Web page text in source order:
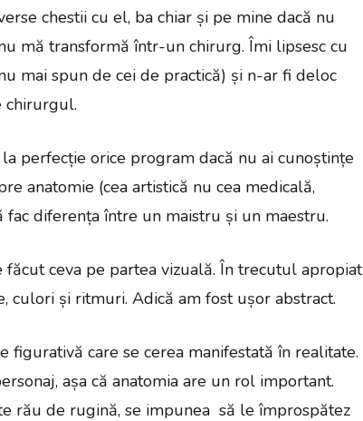
chestii cu el, ba chiar și pe mine dacă nu
mă transformă într-un chirurg. Îmi lipsesc cu
mai spun de cei de practică) și n-ar fi deloc
chirurgul.
perfecție orice program dacă nu ai cunoștințe
anatomie (cea artistică nu cea medicală,
diferența între un maistru și un maestru.
ceva pe partea vizuală. În trecutul apropiat
culori și ritmuri. Adică am fost ușor abstract.
care se cerea manifestată în realitate.
așa că anatomia are un rol important.
rău de rugină, se impunea să le împrospătez